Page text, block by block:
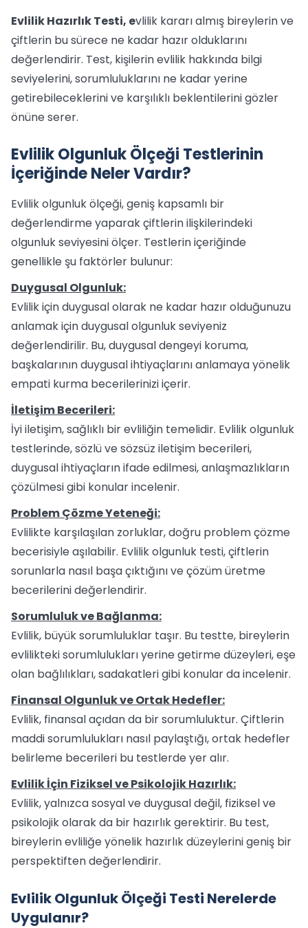
Evlilik Hazırlık Testi, evlilik kararı almış bireylerin ve
çiftlerin bu sürece ne kadar hazır olduklarını
değerlendirir. Test, kişilerin evlilik hakkında bilgi
seviyelerini, sorumluluklarını ne kadar yerine
getirebileceklerini ve karşılıklı beklentilerini gözler
önüne serer.
Evlilik Olgunluk Ölçeği Testlerinin
İçeriğinde Neler Vardır?
Evlilik olgunluk ölçeği, geniş kapsamlı bir
değerlendirme yaparak çiftlerin ilişkilerindeki
olgunluk seviyesini ölçer. Testlerin içeriğinde
genellikle şu faktörler bulunur:
Duygusal Olgunluk:
Evlilik için duygusal olarak ne kadar hazır olduğunuzu
anlamak için duygusal olgunluk seviyeniz
değerlendirilir. Bu, duygusal dengeyi koruma,
başkalarının duygusal ihtiyaçlarını anlamaya yönelik
empati kurma becerilerinizi içerir.
İletişim Becerileri:
İyi iletişim, sağlıklı bir evliliğin temelidir. Evlilik olgunluk
testlerinde, sözlü ve sözsüz iletişim becerileri,
duygusal ihtiyaçların ifade edilmesi, anlaşmazlıkların
çözülmesi gibi konular incelenir.
Problem Çözme Yeteneği:
Evlilikte karşılaşılan zorluklar, doğru problem çözme
becerisiyle aşılabilir. Evlilik olgunluk testi, çiftlerin
sorunlarla nasıl başa çıktığını ve çözüm üretme
becerilerini değerlendirir.
Sorumluluk ve Bağlanma:
Evlilik, büyük sorumluluklar taşır. Bu testte, bireylerin
evlilikteki sorumlulukları yerine getirme düzeyleri, eşe
olan bağlılıkları, sadakatleri gibi konular da incelenir.
Finansal Olgunluk ve Ortak Hedefler:
Evlilik, finansal açıdan da bir sorumluluktur. Çiftlerin
maddi sorumlulukları nasıl paylaştığı, ortak hedefler
belirleme becerileri bu testlerde yer alır.
Evlilik İçin Fiziksel ve Psikolojik Hazırlık:
Evlilik, yalnızca sosyal ve duygusal değil, fiziksel ve
psikolojik olarak da bir hazırlık gerektirir. Bu test,
bireylerin evliliğe yönelik hazırlık düzeylerini geniş bir
perspektiften değerlendirir.
Evlilik Olgunluk Ölçeği Testi Nerelerde
Uygulanır?